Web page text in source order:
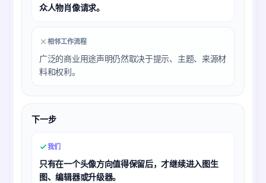
众人物肖像请求。
相邻工作流程
广泛的商业用途声明仍然取决于提示、主题、来源材
料和权利。
下一步
我们
只有在一个头像方向值得保留后，才继续进入图生
图、编辑器或升级器。